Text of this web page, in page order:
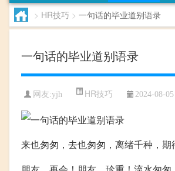
> HR技巧 > 一句话的毕业道别语录
一句话的毕业道别语录
网友:yjh HR技巧 2024-08-
来也匆匆，去也匆匆，离绪千种，期